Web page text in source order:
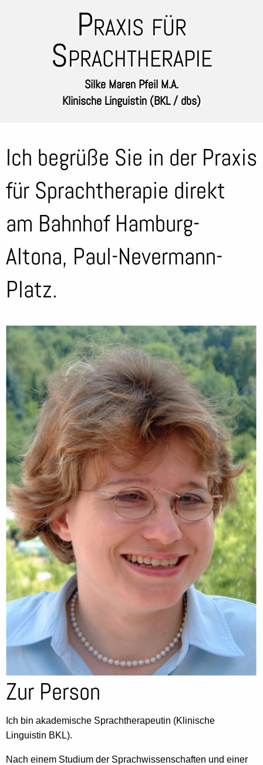
Praxis für
Sprachtherapie
Silke Maren Pfeil M.A.
Klinische Linguistin (BKL / dbs)
Ich begrüße Sie in der Praxis
für Sprachtherapie direkt
am Bahnhof Hamburg-
Altona, Paul-Nevermann-
Platz.
Zur Person
Ich bin akademische Sprachtherapeutin (Klinische
Linguistin BKL).
Nach einem Studium der Sprachwissenschaften und einer